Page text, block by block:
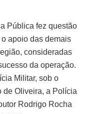
Pública fez questão
apoio das demais
consideradas
da operação.
Militar, sob o
de Oliveira, a Polícia
Rodrigo Rocha